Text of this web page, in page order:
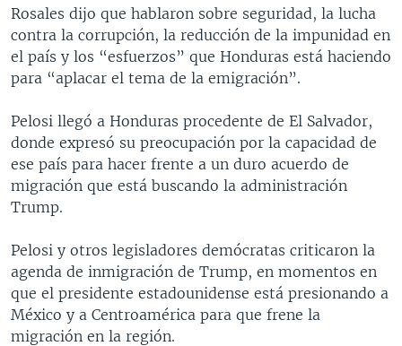
Rosales dijo que hablaron sobre seguridad, la lucha
contra la corrupción, la reducción de la impunidad en
el país y los “esfuerzos” que Honduras está haciendo
para “aplacar el tema de la emigración”.
Pelosi llegó a Honduras procedente de El Salvador,
donde expresó su preocupación por la capacidad de
ese país para hacer frente a un duro acuerdo de
migración que está buscando la administración
Trump.
Pelosi y otros legisladores demócratas criticaron la
agenda de inmigración de Trump, en momentos en
que el presidente estadounidense está presionando a
México y a Centroamérica para que frene la
migración en la región.